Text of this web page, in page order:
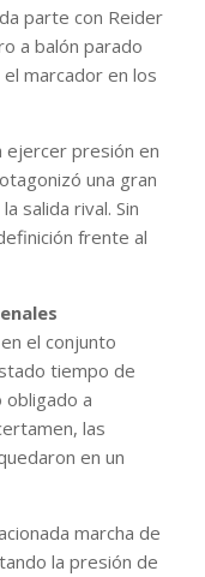
parte con Reider
a balón parado
marcador en los
ejercer presión en
una gran
salida rival. Sin
frente al
el conjunto
tiempo de
obligado a
las
en un
marcha de
la presión de